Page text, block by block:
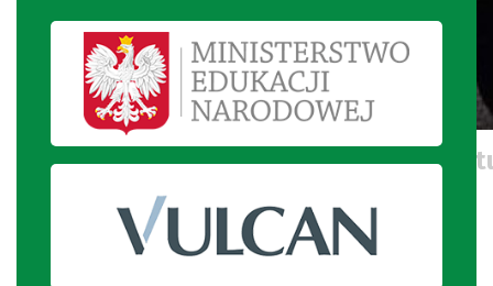
Laureat konkursu muzycznego
przy pianie.